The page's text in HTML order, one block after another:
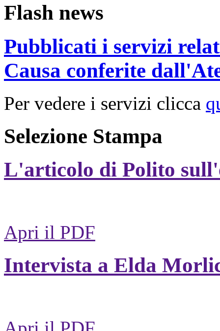
Flash news
Pubblicati i servizi
Causa conferite
Per vedere i servizi clicca
Selezione Stampa
L'articolo di Polito
Apri il PDF
Intervista a Elda